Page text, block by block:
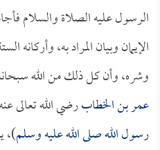
الرسول عليه الصلاة والسلام
الإيمان وبيان المراد به، وأركانه
وشره، وأن كل ذلك من الله
عمر بن الخطابرضي الله تعالى
رسول الله صلى الله عليه وسلم)،